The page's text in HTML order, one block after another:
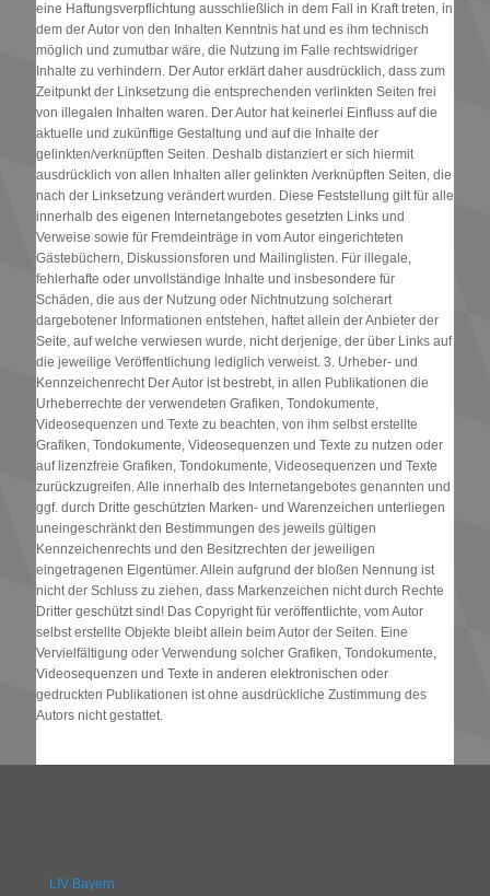
eine Haftungsverpflichtung ausschließlich in dem Fall in Kraft treten, in
dem der Autor von den Inhalten Kenntnis hat und es ihm technisch
möglich und zumutbar wäre, die Nutzung im Falle rechtswidriger
Inhalte zu verhindern. Der Autor erklärt daher ausdrücklich, dass zum
Zeitpunkt der Linksetzung die entsprechenden verlinkten Seiten frei
von illegalen Inhalten waren. Der Autor hat keinerlei Einfluss auf die
aktuelle und zukünftige Gestaltung und auf die Inhalte der
gelinkten/verknüpften Seiten. Deshalb distanziert er sich hiermit
ausdrücklich von allen Inhalten aller gelinkten /verknüpften Seiten, die
nach der Linksetzung verändert wurden. Diese Feststellung gilt für alle
innerhalb des eigenen Internetangebotes gesetzten Links und
Verweise sowie für Fremdeinträge in vom Autor eingerichteten
Gästebüchern, Diskussionsforen und Mailinglisten. Für illegale,
fehlerhafte oder unvollständige Inhalte und insbesondere für
Schäden, die aus der Nutzung oder Nichtnutzung solcherart
dargebotener Informationen entstehen, haftet allein der Anbieter der
Seite, auf welche verwiesen wurde, nicht derjenige, der über Links auf
die jeweilige Veröffentlichung lediglich verweist. 3. Urheber- und
Kennzeichenrecht Der Autor ist bestrebt, in allen Publikationen die
Urheberrechte der verwendeten Grafiken, Tondokumente,
Videosequenzen und Texte zu beachten, von ihm selbst erstellte
Grafiken, Tondokumente, Videosequenzen und Texte zu nutzen oder
auf lizenzfreie Grafiken, Tondokumente, Videosequenzen und Texte
zurückzugreifen. Alle innerhalb des Internetangebotes genannten und
ggf. durch Dritte geschützten Marken- und Warenzeichen unterliegen
uneingeschränkt den Bestimmungen des jeweils gültigen
Kennzeichenrechts und den Besitzrechten der jeweiligen
eingetragenen Eigentümer. Allein aufgrund der bloßen Nennung ist
nicht der Schluss zu ziehen, dass Markenzeichen nicht durch Rechte
Dritter geschützt sind! Das Copyright für veröffentlichte, vom Autor
selbst erstellte Objekte bleibt allein beim Autor der Seiten. Eine
Vervielfältigung oder Verwendung solcher Grafiken, Tondokumente,
Videosequenzen und Texte in anderen elektronischen oder
gedruckten Publikationen ist ohne ausdrückliche Zustimmung des
Autors nicht gestattet.
LIV Bayern